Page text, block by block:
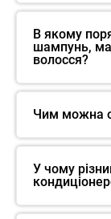
В якому
шампунь,
волосся?
Чим можна
У чому